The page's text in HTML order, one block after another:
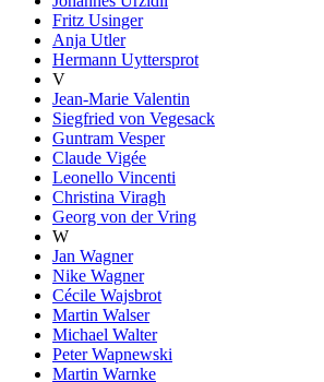
Fritz Usinger
Anja Utler
Hermann Uyttersprot
V
Jean-Marie Valentin
Siegfried von Vegesack
Guntram Vesper
Claude Vigée
Leonello Vincenti
Christina Viragh
Georg von der Vring
W
Jan Wagner
Nike Wagner
Cécile Wajsbrot
Martin Walser
Michael Walter
Peter Wapnewski
Martin Warnke